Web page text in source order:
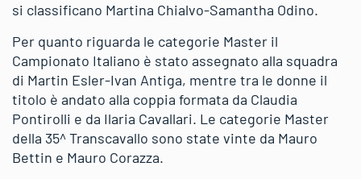
si classificano Martina Chialvo-Samantha Odino.
Per quanto riguarda le categorie Master il
Campionato Italiano è stato assegnato alla squadra
di Martin Esler-Ivan Antiga, mentre tra le donne il
titolo è andato alla coppia formata da Claudia
Pontirolli e da Ilaria Cavallari. Le categorie Master
della 35^ Transcavallo sono state vinte da Mauro
Bettin e Mauro Corazza.